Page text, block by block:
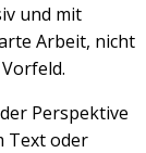
und mit
Arbeit, nicht
Per­spek­ti­ve
Text oder